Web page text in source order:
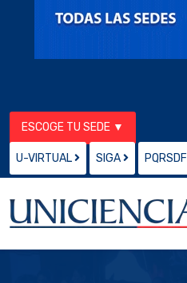
ESCOGE TU SEDE ▼
U-VIRTUAL SIGA PQRSDF